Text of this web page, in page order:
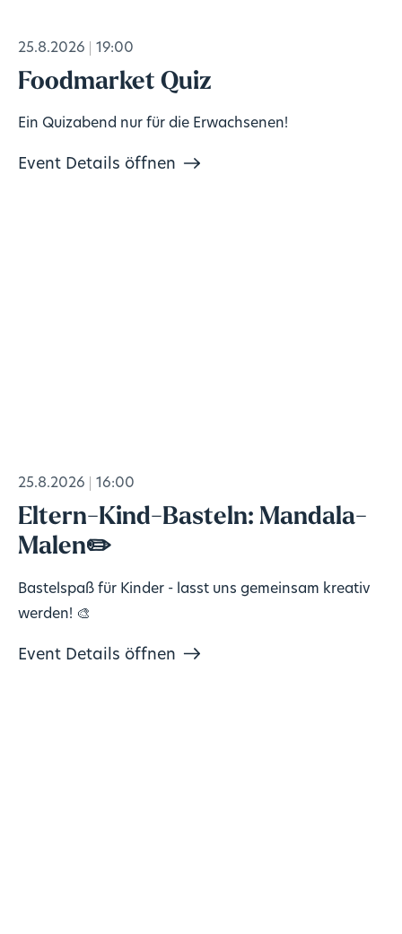
25.8.2026 19:00
Foodmarket Quiz
Ein Quizabend nur für die Erwachsenen!
Event Details öffnen
25.8.2026 16:00
Eltern-Kind-Basteln: Mandala-
Malen✏️
Bastelspaß für Kinder - lasst uns gemeinsam kreativ
werden! 🎨
Event Details öffnen